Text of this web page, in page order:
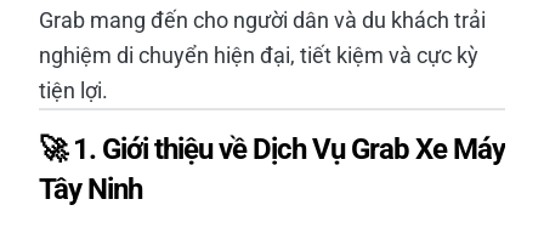
Grab mang đến cho người dân và du khách trải
nghiệm di chuyển hiện đại, tiết kiệm và cực kỳ
tiện lợi.
🚀 1. Giới thiệu về Dịch Vụ Grab Xe Máy
Tây Ninh